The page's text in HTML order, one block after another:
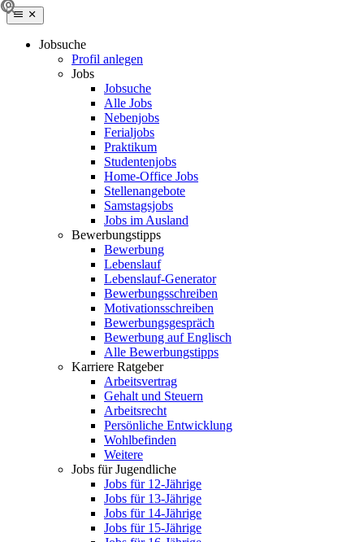
Jobsuche
Profil anlegen
Jobs
Jobsuche
Alle Jobs
Nebenjobs
Ferialjobs
Praktikum
Studentenjobs
Home-Office Jobs
Stellenangebote
Samstagsjobs
Jobs im Ausland
Bewerbungstipps
Bewerbung
Lebenslauf
Lebenslauf-Generator
Bewerbungsschreiben
Motivationsschreiben
Bewerbungsgespräch
Bewerbung auf Englisch
Alle Bewerbungstipps
Karriere Ratgeber
Arbeitsvertrag
Gehalt und Steuern
Arbeitsrecht
Persönliche Entwicklung
Wohlbefinden
Weitere
Jobs für Jugendliche
Jobs für 12-Jährige
Jobs für 13-Jährige
Jobs für 14-Jährige
Jobs für 15-Jährige